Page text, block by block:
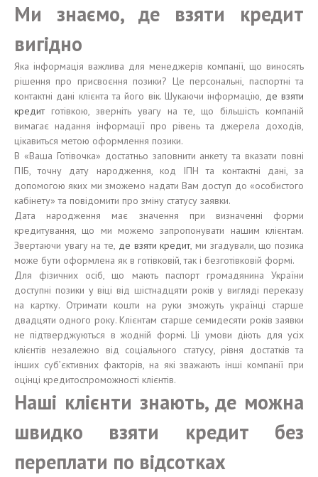
Ми знаємо, де взяти кредит
вигідно
Яка інформація важлива для менеджерів компанії, що виносять
рішення про присвоєння позики? Це персональні, паспортні та
контактні дані клієнта та його вік. Шукаючи інформацію, де взяти
кредит готівкою, зверніть увагу на те, що більшість компаній
вимагає надання інформації про рівень та джерела доходів,
цікавиться метою оформлення позики.
В «Ваша Готівочка» достатньо заповнити анкету та вказати повні
ПІБ, точну дату народження, код ІПН та контактні дані, за
допомогою яких ми зможемо надати Вам доступ до «особистого
кабінету» та повідомити про зміну статусу заявки.
Дата народження має значення при визначенні форми
кредитування, що ми можемо запропонувати нашим клієнтам.
Звертаючи увагу на те, де взяти кредит, ми згадували, що позика
може бути оформлена як в готівковій, так і безготівковій формі.
Для фізичних осіб, що мають паспорт громадянина України
доступні позики у віці від шістнадцяти років у вигляді переказу
на картку. Отримати кошти на руки зможуть українці старше
двадцяти одного року. Клієнтам старше семидесяти років заявки
не підтверджуються в жодній формі. Ці умови діють для усіх
клієнтів незалежно від соціального статусу, рівня достатків та
інших суб’єктивних факторів, на які зважають інші компанії при
оцінці кредитоспроможності клієнтів.
Наші клієнти знають, де можна
швидко взяти кредит без
переплати по відсотках